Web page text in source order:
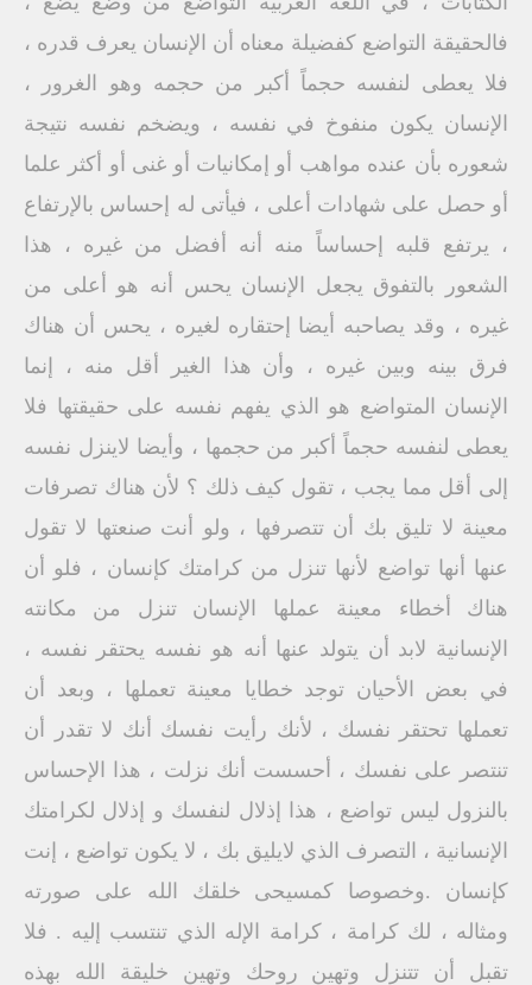
فالحقيقة التواضع كفضيلة معناه أن الإنسان يعرف قدره ،
فلا يعطى لنفسه حجماً أكبر من حجمه وهو الغرور ،
الإنسان يكون منفوخ في نفسه ، ويضخم نفسه نتيجة
شعوره بأن عنده مواهب أو إمكانيات أو غنى أو أكثر علما
أو حصل على شهادات أعلى ، فيأتى له إحساس بالإرتفاع
، يرتفع قلبه إحساساً منه أنه أفضل من غيره ، هذا
الشعور بالتفوق يجعل الإنسان يحس أنه هو أعلى من
غيره ، وقد يصاحبه أيضا إحتقاره لغيره ، يحس أن هناك
فرق بينه وبين غيره ، وأن هذا الغير أقل منه ، إنما
الإنسان المتواضع هو الذي يفهم نفسه على حقيقتها فلا
يعطى لنفسه حجماً أكبر من حجمها ، وأيضا لاينزل نفسه
إلى أقل مما يجب ، تقول كيف ذلك ؟ لأن هناك تصرفات
معينة لا تليق بك أن تتصرفها ، ولو أنت صنعتها لا تقول
عنها أنها تواضع لأنها تنزل من كرامتك كإنسان ، فلو أن
هناك أخطاء معينة عملها الإنسان تنزل من مكانته
الإنسانية لابد أن يتولد عنها أنه هو نفسه يحتقر نفسه ،
في بعض الأحيان توجد خطايا معينة تعملها ، وبعد أن
تعملها تحتقر نفسك ، لأنك رأيت نفسك أنك لا تقدر أن
تنتصر على نفسك ، أحسست أنك نزلت ، هذا الإحساس
بالنزول ليس تواضع ، هذا إذلال لنفسك و إذلال لكرامتك
الإنسانية ، التصرف الذي لايليق بك ، لا يكون تواضع ، إنت
كإنسان .وخصوصا کمسیحی خلقك الله على صورته
ومثاله ، لك كرامة ، كرامة الإله الذي تنتسب إليه . فلا
تقبل أن تتنزل وتهين روحك وتهين خليقة الله بهذه